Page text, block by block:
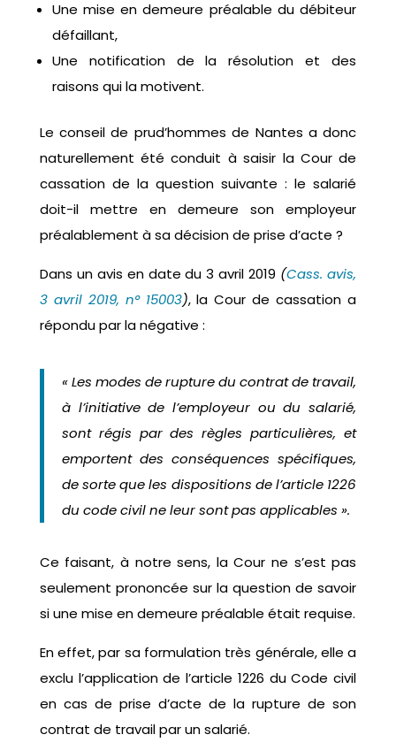
Une mise en demeure préalable du débiteur
défaillant,
Une notification de la résolution et des
raisons qui la motivent.
Le conseil de prud’hommes de Nantes a donc
naturellement été conduit à saisir la Cour de
cassation de la question suivante : le salarié
doit-il mettre en demeure son employeur
préalablement à sa décision de prise d’acte ?
Dans un avis en date du 3 avril 2019 (Cass. avis,
3 avril 2019, n° 15003), la Cour de cassation a
répondu par la négative :
« Les modes de rupture du contrat de travail,
à l’initiative de l’employeur ou du salarié,
sont régis par des règles particulières, et
emportent des conséquences spécifiques,
de sorte que les dispositions de l’article 1226
du code civil ne leur sont pas applicables ».
Ce faisant, à notre sens, la Cour ne s’est pas
seulement prononcée sur la question de savoir
si une mise en demeure préalable était requise.
En effet, par sa formulation très générale, elle a
exclu l’application de l’article 1226 du Code civil
en cas de prise d’acte de la rupture de son
contrat de travail par un salarié.